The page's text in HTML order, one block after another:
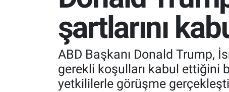
şartlarını
ABD Başkanı Donald Trump,
gerekli koşulları kabul ettiğini
yetkililerle görüşme
RESMİ İLANLAR